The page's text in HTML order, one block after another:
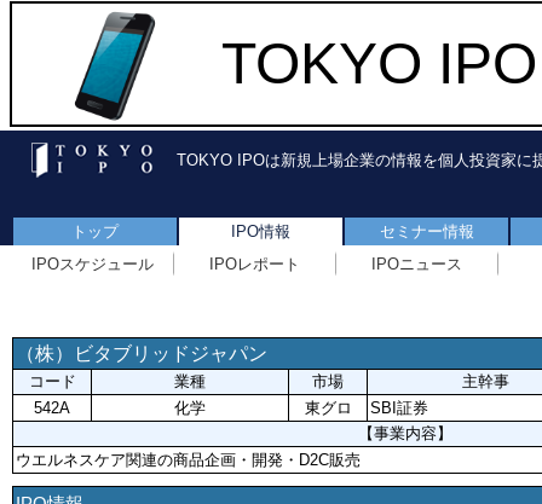
TOKYO
TOKYO IPOは新規上場企業の情報を個人投資家に
トップ IPO情報
セミナー情報
IPOスケジュール
IPOレポート IPOニュース
（株）ビタブリッドジャパン
コード 業種 市場
主幹事
542A
化学 東グロ
SBI証券
【事業内容】
ウエルネスケア関連の商品企画・開発・D2C販売